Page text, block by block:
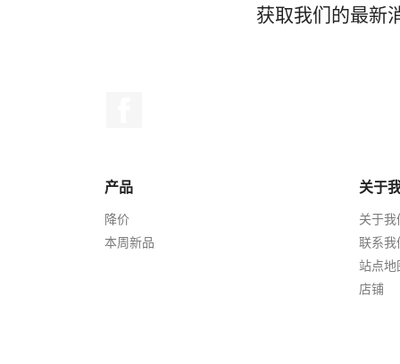
获取我们的最新
产品
降价
本周新品
关于
关于我
联系我
站点地
店铺